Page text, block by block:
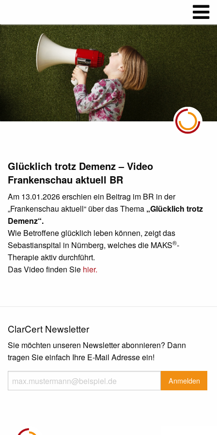
Glücklich trotz Demenz – Video
Frankenschau aktuell BR
Am 13.01.2026 erschien ein Beitrag im BR in der
„Frankenschau aktuell“ über das Thema „Glücklich trotz
Demenz“.
Wie Betroffene glücklich leben können, zeigt das
Sebastianspital in Nürnberg, welches die MAKS®-
Therapie aktiv durchführt.
Das Video finden Sie hier.
ClarCert Newsletter
Sie möchten unseren Newsletter abonnieren? Dann
tragen Sie einfach Ihre E-Mail Adresse ein!